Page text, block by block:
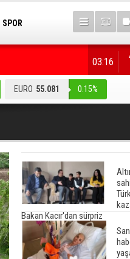
SPOR
"Terörsüz
03:16
EURO 55.081 0.15%
Bakan Kacır'dan sürpriz